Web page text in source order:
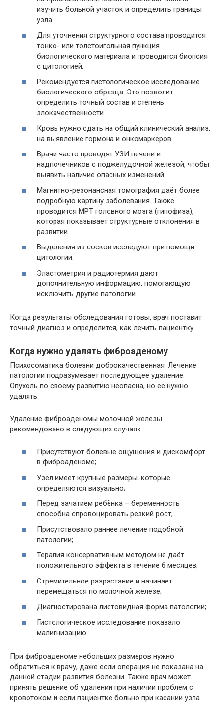
изучить больной участок и определить границы
узла.
Для уточнения структурного состава проводится
тонко- или толстоигольная пункция
биологического материала и проводится биопсия
с цитологией.
Рекомендуется гистологическое исследование
биологического образца. Это позволит
определить точный состав и степень
злокачественности.
Кровь нужно сдать на общий клинический анализ,
на выявление гормона и онкомаркеров.
Врачи часто проводят УЗИ печени и
надпочечников с поджелудочной железой, чтобы
выявить наличие опасных изменений.
Магнитно-резонансная томография даёт более
подробную картину заболевания. Также
проводится МРТ головного мозга (гипофиза),
которая показывает структурные отклонения в
развитии.
Выделения из сосков исследуют при помощи
цитологии.
Эластометрия и радиотермия дают
дополнительную информацию, помогающую
исключить другие патологии.
Когда результаты обследования готовы, врач поставит
точный диагноз и определится, как лечить пациентку.
Когда нужно удалять фиброаденому
Психосоматика болезни доброкачественная. Лечение
патологии подразумевает последующее удаление.
Опухоль по своему развитию неопасна, но её нужно
удалять.
Удаление фиброаденомы молочной железы
рекомендовано в следующих случаях:
Присутствуют болевые ощущения и дискомфорт
в фиброаденоме;
Узел имеет крупные размеры, которые
определяются визуально;
Перед зачатием ребёнка – беременность
способна спровоцировать резкий рост;
Присутствовало раннее лечение подобной
патологии;
Терапия консервативным методом не даёт
положительного эффекта в течение 6 месяцев;
Стремительное разрастание и начинает
перемещаться по молочной железе;
Диагностирована листовидная форма патологии;
Гистологическое исследование показало
малигнизацию.
При фиброаденоме небольших размеров нужно
обратиться к врачу, даже если операция не показана на
данной стадии развития болезни. Также врач может
принять решение об удалении при наличии проблем с
кровотоком и если пациентке больно при касании узла.